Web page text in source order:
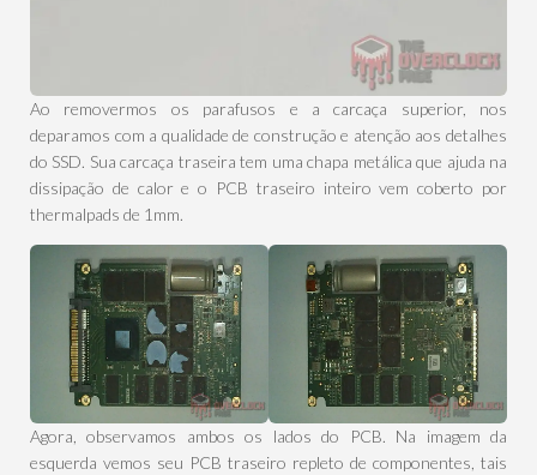
Ao removermos os parafusos e a carcaça superior, nos
deparamos com a qualidade de construção e atenção aos detalhes
do SSD. Sua carcaça traseira tem uma chapa metálica que ajuda na
dissipação de calor e o PCB traseiro inteiro vem coberto por
thermalpads de 1mm.
Agora, observamos ambos os lados do PCB. Na imagem da
esquerda vemos seu PCB traseiro repleto de componentes, tais